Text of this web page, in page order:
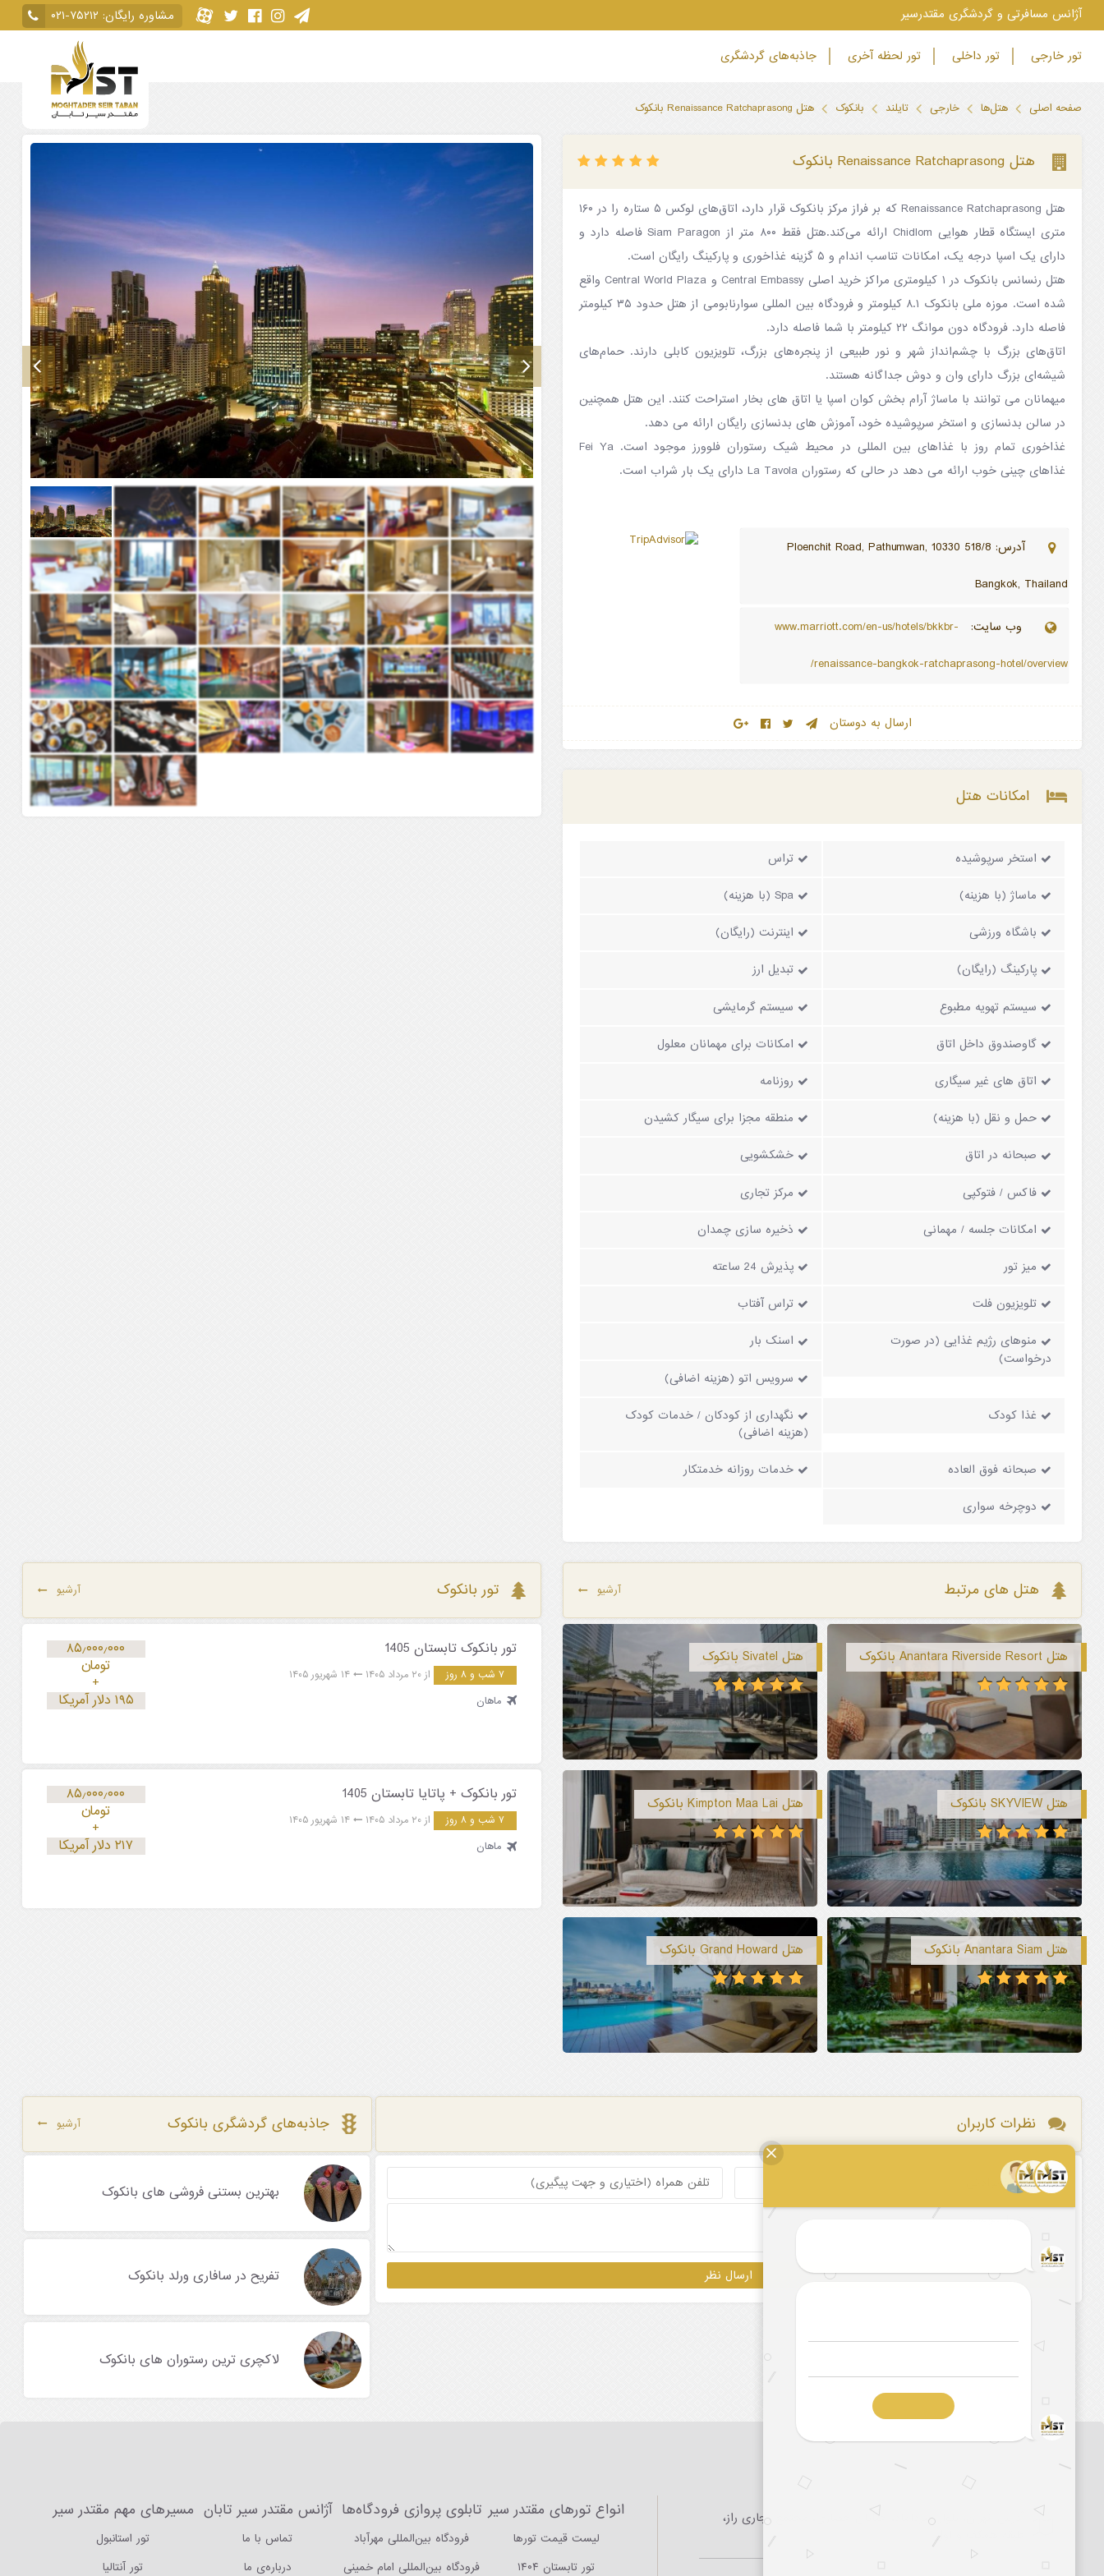
‫آژانس مسافرتی و گردشگری مقتدرسیر مشاوره رایگان: ۰۲۱-۷۵۲۱۲
تور خارجی تور داخلی تور لحظه آخری جاذبه‌های گردشگری
صفحه اصلی هتل‌ها خارجی تایلند بانکوک هتل Renaissance Ratchaprasong بانکوک
هتل Renaissance Ratchaprasong بانکوک
هتل Renaissance Ratchaprasong که بر فراز مرکز بانکوک قرار دارد، اتاق‌های لوکس ۵ ستاره را در ۱۶۰
متری ایستگاه قطار هوایی Chidlom ارائه می‌کند.هتل فقط ۸۰۰ متر از Siam Paragon فاصله دارد و
دارای یک اسپا درجه یک، امکانات تناسب اندام و ۵ گزینه غذاخوری و پارکینگ رایگان است.
هتل رنسانس بانکوک در ۱ کیلومتری مراکز خرید اصلی Central Embassy و Central World Plaza واقع
شده است. موزه ملی بانکوک ۸.۱ کیلومتر و فرودگاه بین المللی سوارنابومی از هتل حدود ۳۵ کیلومتر
فاصله دارد. فرودگاه دون موانگ ۲۲ کیلومتر با شما فاصله دارد.
اتاق‌های بزرگ با چشم‌انداز شهر و نور طبیعی از پنجره‌های بزرگ، تلویزیون کابلی دارند. حمام‌های
شیشه‌ای بزرگ دارای وان و دوش جداگانه هستند.
میهمانان می توانند با ماساژ آرام بخش کوان اسپا یا اتاق های بخار استراحت کنند. این هتل همچنین
در سالن بدنسازی و استخر سرپوشیده خود، آموزش های بدنسازی رایگان ارائه می دهد.
غذاخوری تمام روز با غذاهای بین المللی در محیط شیک رستوران فلوورز موجود است. Fei Ya
غذاهای چینی خوب ارائه می دهد در حالی که رستوران La Tavola دارای یک بار شراب است.
آدرس: 518/8 Ploenchit Road, Pathumwan, 10330
Bangkok, Thailand
وب سایت: www.marriott.com/en-us/hotels/bkkbr-
renaissance-bangkok-ratchaprasong-hotel/overview/
ارسال به دوستان
امکانات هتل
استخر سرپوشیده تراس
ماساژ (با هزینه) Spa (با هزینه)
باشگاه ورزشی اینترنت (رایگان)
پارکینگ (رایگان) تبدیل ارز
سیستم تهویه مطبوع سیستم گرمایشی
گاوصندوق داخل اتاق امکانات برای مهمانان معلول
اتاق های غیر سیگاری روزنامه
حمل و نقل (با هزینه) منطقه مجزا برای سیگار کشیدن
صبحانه در اتاق خشکشویی
فاکس / فتوکپی مرکز تجاری
امکانات جلسه / مهمانی ذخیره سازی چمدان
میز تور پذیرش 24 ساعته
تلویزیون فلت تراس آفتاب
منوهای رژیم غذایی (در صورت
درخواست)
اسنک بار
سرویس اتو (هزینه اضافی)
غذا کودک
نگهداری از کودکان / خدمات کودک
(هزینه اضافی)
صبحانه فوق العاده خدمات روزانه خدمتکار
دوچرخه سواری
هتل های مرتبط آرشیو
هتل Anantara Riverside Resort بانکوک هتل Sivatel بانکوک
هتل SKYVIEW بانکوک هتل Kimpton Maa Lai بانکوک
هتل Anantara Siam بانکوک هتل Grand Howard بانکوک
تور بانکوک آرشیو
تور بانکوک تابستان 1405
۷ شب و ۸ روز از ۲۰ مرداد ۱۴۰۵
۱۴ شهریور ۱۴۰۵
ماهان
۸۵٫۰۰۰٫۰۰۰
تومان
+
۱۹۵ دلار آمریکا
تور بانکوک + پاتایا تابستان 1405
۷ شب و ۸ روز از ۲۰ مرداد ۱۴۰۵
۱۴ شهریور ۱۴۰۵
ماهان
۸۵٫۰۰۰٫۰۰۰
تومان
+
۲۱۷ دلار آمریکا
جاذبه‌های گردشگری بانکوک آرشیو
بهترین بستنی فروشی های بانکوک
تفریح در سافاری ورلد بانکوک
لاکچری ترین رستوران های بانکوک
نظرات کاربران
آدرس: تهران، بلوار میرداماد، خیابان حصاری، مجتمع تجاری راز،
طبقه همکف و اول
انواع تورهای مقتدر سیر
لیست قیمت تورها
تور تابستان ۱۴۰۴
تابلوی پروازی فرودگاه‌ها
فرودگاه بین‌المللی مهرآباد
فرودگاه بین‌المللی امام خمینی
آژانس مقتدر سیر تابان
تماس با ما
درباره‌ی ما
مسیرهای مهم مقتدر سیر
تور استانبول
تور آنتالیا